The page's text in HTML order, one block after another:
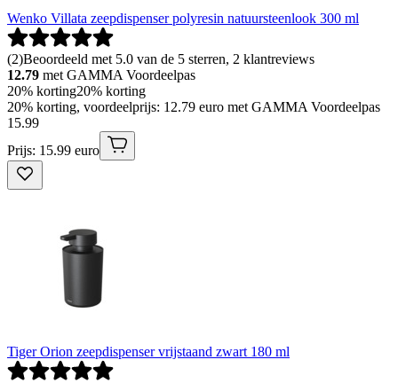
Wenko Villata zeepdispenser polyresin natuursteenlook 300 ml
(2)Beoordeeld met 5.0 van de 5 sterren, 2 klantreviews
12.79 met GAMMA Voordeelpas
20% korting20% korting
20% korting, voordeelprijs: 12.79 euro met GAMMA Voordeelpas
15.99
Prijs: 15.99 euro
Tiger Orion zeepdispenser vrijstaand zwart 180 ml